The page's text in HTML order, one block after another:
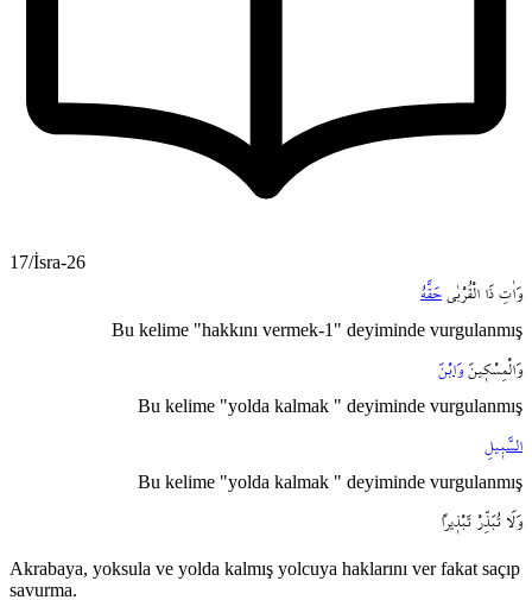
17/İsra-26
وَاٰتِ ذَا الْقُرْبٰى
حَقَّهُ
Bu kelime "hakkını vermek-1" deyiminde vurgulanmış
وَالْمِسْك۪ينَ وَابْنَ
Bu kelime "yolda kalmak " deyiminde vurgulanmış
السَّب۪يلِ
Bu kelime "yolda kalmak " deyiminde vurgulanmış
وَلَا تُبَذِّرْ تَبْذ۪يراً
Akrabaya, yoksula ve yolda kalmış yolcuya haklarını ver fakat saçıp
savurma.